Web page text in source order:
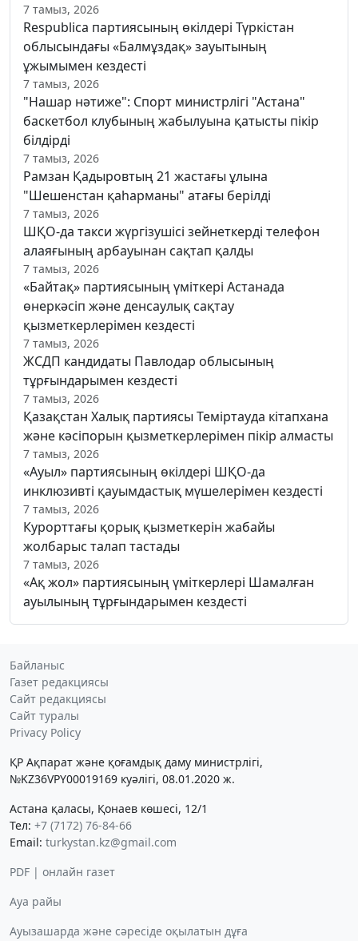
7 тамыз, 2026
Respublica партиясының өкілдері Түркістан
облысындағы «Балмұздақ» зауытының
ұжымымен кездесті
7 тамыз, 2026
"Нашар нәтиже": Спорт министрлігі "Астана"
баскетбол клубының жабылуына қатысты пікір
білдірді
7 тамыз, 2026
Рамзан Қадыровтың 21 жастағы ұлына
"Шешенстан қаһарманы" атағы берілді
7 тамыз, 2026
ШҚО-да такси жүргізушісі зейнеткерді телефон
алаяғының арбауынан сақтап қалды
7 тамыз, 2026
«Байтақ» партиясының үміткері Астанада
өнеркәсіп және денсаулық сақтау
қызметкерлерімен кездесті
7 тамыз, 2026
ЖСДП кандидаты Павлодар облысының
тұрғындарымен кездесті
7 тамыз, 2026
Қазақстан Халық партиясы Теміртауда кітапхана
және кәсіпорын қызметкерлерімен пікір алмасты
7 тамыз, 2026
«Ауыл» партиясының өкілдері ШҚО-да
инклюзивті қауымдастық мүшелерімен кездесті
7 тамыз, 2026
Курорттағы қорық қызметкерін жабайы
жолбарыс талап тастады
7 тамыз, 2026
«Ақ жол» партиясының үміткерлері Шамалған
ауылының тұрғындарымен кездесті
Байланыс
Газет редакциясы
Сайт редакциясы
Сайт туралы
Privacy Policy
ҚР Ақпарат және қоғамдық даму министрлігі,
№KZ36VPY00019169 куәлігі, 08.01.2020 ж.
Астана қаласы, Қонаев көшесі, 12/1
Тел: +7 (7172) 76-84-66
Email: turkystan.kz@gmail.com
PDF | онлайн газет
Ауа райы
Ауызашарда және сәресіде оқылатын дұға